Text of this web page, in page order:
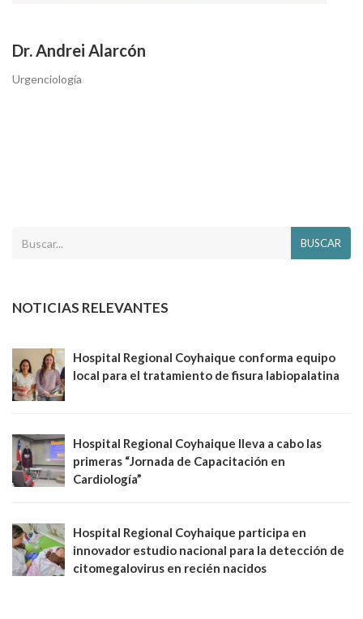
Dr. Andrei Alarcón
Urgenciología
BUSCAR
NOTICIAS RELEVANTES
Hospital Regional Coyhaique conforma equipo
local para el tratamiento de fisura labiopalatina
Hospital Regional Coyhaique lleva a cabo las
primeras “Jornada de Capacitación en
Cardiología”
Hospital Regional Coyhaique participa en
innovador estudio nacional para la detección de
citomegalovirus en recién nacidos